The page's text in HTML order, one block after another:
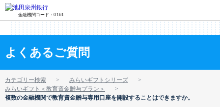
金融機関コード：0161
よくあるご質問
カテゴリー検索
みらいギフトシリーズ
みらいギフト＜教育資金贈与プラン＞
複数の金融機関で教育資金贈与専用口座を開設することはできますか。